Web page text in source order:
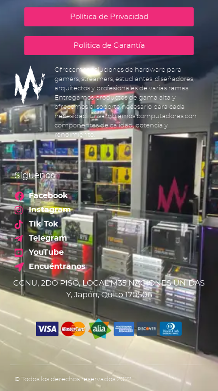
Política de Privacidad
Política de Garantía
Ofrecemos soluciones de hardware para
gamers, streamers, estudiantes, diseñadores,
arquitectos y profesionales de varias ramas.
Entregamos productos de gama alta y
ofrecemos el soporte necesario para cada
necesidad. Ensamblamos computadoras con
componentes de calidad, potencia y
rendimiento.
Síguenos
Facebook
Instagram
Tik Tok
Telegram
YouTube
Encuéntranos
CCNU, 2DO PISO, LOCAL M35 NACIONES UNIDAS
Y, Japón, Quito 170506
© Todos los derechos reservados 2022